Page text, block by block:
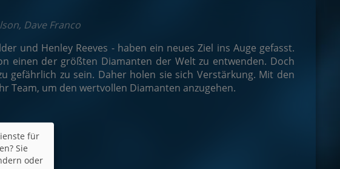
Dave Franco
und Henley Reeves - haben ein neues Ziel ins Auge gefasst.
einen der größten Diamanten der Welt zu entwenden. Doch
gefährlich zu sein. Daher holen sie sich Verstärkung. Mit den
Team, um den wertvollen Diamanten anzugehen.
für
Sie
oder